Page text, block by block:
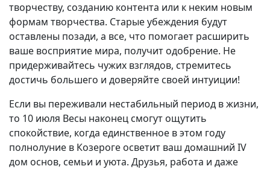
творчеству, созданию контента или к неким новым
формам творчества. Старые убеждения будут
оставлены позади, а все, что помогает расширить
ваше восприятие мира, получит одобрение. Не
придерживайтесь чужих взглядов, стремитесь
достичь большего и доверяйте своей интуиции!
Если вы переживали нестабильный период в жизни,
то 10 июля Весы наконец смогут ощутить
спокойствие, когда единственное в этом году
полнолуние в Козероге осветит ваш домашний IV
дом основ, семьи и уюта. Друзья, работа и даже